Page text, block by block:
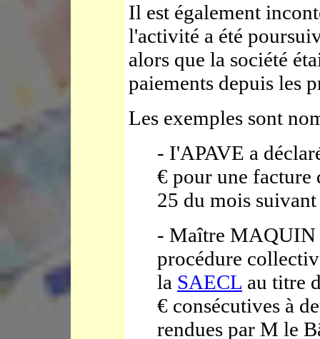
Il est également
l'activité a été
alors que la société
paiements depuis les
Les exemples sont
- I'APAVE a
€ pour une facture
25 du mois
- Maître MAQUIN
procédure
la SAECL au titre
€ consécutives à
rendues par M le